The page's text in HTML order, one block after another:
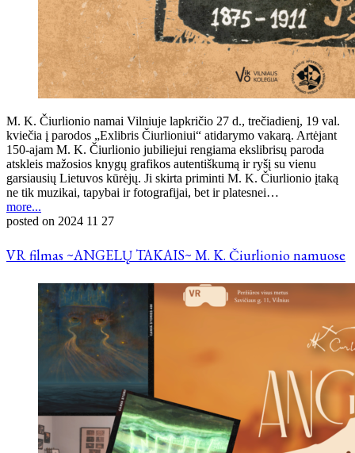
M. K. Čiurlionio namai Vilniuje lapkričio 27 d., trečiadienį, 19 val.
kviečia į parodos „Exlibris Čiurlioniui“ atidarymo vakarą. Artėjant
150-ajam M. K. Čiurlionio jubiliejui rengiama ekslibrisų paroda
atskleis mažosios knygų grafikos autentiškumą ir ryšį su vienu
garsiausių Lietuvos kūrėjų. Ji skirta priminti M. K. Čiurlionio įtaką
ne tik muzikai, tapybai ir fotografijai, bet ir platesnei…
more...
posted on 2024 11 27
VR filmas ~ANGELŲ TAKAIS~ M. K. Čiurlionio namuose